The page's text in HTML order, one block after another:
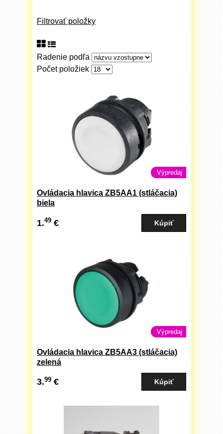
Filtrovať položky
Radenie podľa
Počet položiek
Výpredaj
Ovládacia hlavica ZB5AA1 (stláčacia)
biela
1.49 €
Výpredaj
Ovládacia hlavica ZB5AA3 (stláčacia)
zelená
3.99 €